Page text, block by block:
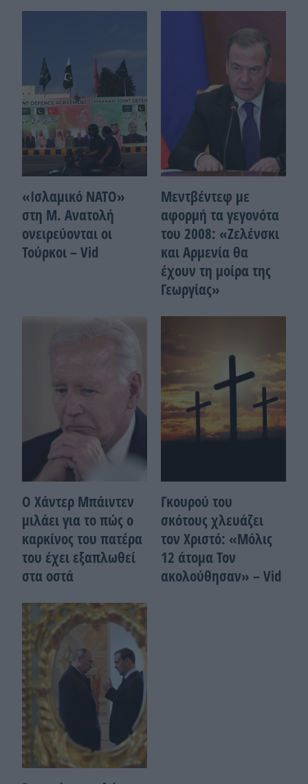
«Ισλαμικό ΝΑΤΟ»
στη Μ. Ανατολή
ονειρεύονται οι
Τούρκοι – Vid
Μεντβέντεφ με
αφορμή τα γεγονότα
του 2008: «Ζελένσκι
και Αρμενία θα
έχουν τη μοίρα της
Γεωργίας»
Ο Χάντερ Μπάιντεν
μιλάει για το πώς ο
καρκίνος του πατέρα
του έχει εξαπλωθεί
στα οστά
Γκουρού του
σκότους χλευάζει
τον Χριστό: «Μόλις
12 άτομα Τον
ακολούθησαν» – Vid